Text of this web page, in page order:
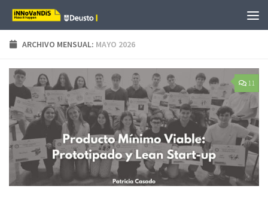
Saltar al contenido
ARCHIVO MENSUAL: MAYO 2026
11